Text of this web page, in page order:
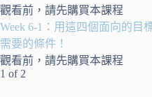
觀看前，請先購買本課程
Week 6-1：用這四個面向的目
需要的條件！
觀看前，請先購買本課程
1 of 2